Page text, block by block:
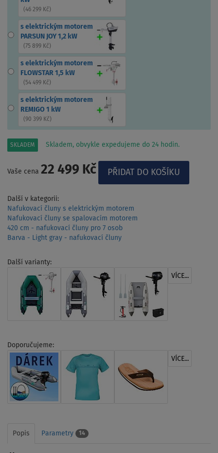
(46 299 Kč)
s elektrickým motorem
PARSUN JOY 1,2 kW
(75 899 Kč)
s elektrickým motorem
FLOWSTAR 1,5 kW
(54 499 Kč)
s elektrickým motorem
REMIGO 1 kW
(90 399 Kč)
SKLADEM Skladem, obvykle expedujeme do 24 hodin.
Vaše cena 22 499 Kč
Další v kategorii:
Nafukovací čluny s elektrickým motorem
Nafukovací čluny se spalovacím motorem
420 cm - nafukovací čluny pro 7 osob
Barva - Light gray - nafukovací čluny
Další varianty:
VÍCE...
Doporučujeme:
VÍCE...
Popis Parametry 14